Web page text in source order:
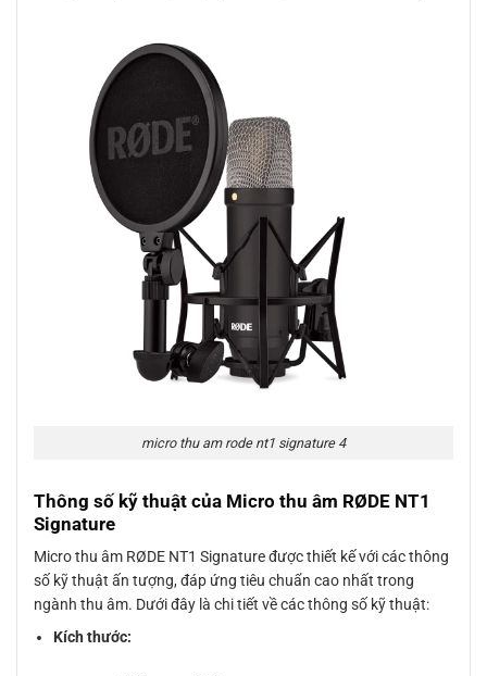
micro thu am rode nt1 signature 4
Thông số kỹ thuật của Micro thu âm RØDE NT1
Signature
Micro thu âm RØDE NT1 Signature được thiết kế với các thông
số kỹ thuật ấn tượng, đáp ứng tiêu chuẩn cao nhất trong
ngành thu âm. Dưới đây là chi tiết về các thông số kỹ thuật:
Kích thước: